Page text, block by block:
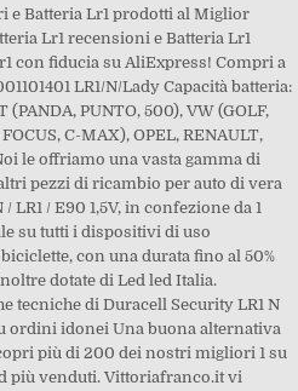
e Batteria Lr1 prodotti al Miglior
Lr1 recensioni e Batteria Lr1
con fiducia su AliExpress! Compri a
LR1/N/Lady Capacità batteria:
(PANDA, PUNTO, 500), VW (GOLF,
C-MAX), OPEL, RENAULT,
le offriamo una vasta gamma di
altri pezzi di ricambio per auto di vera
/ E90 1,5V, in confezione da 1
su tutti i dispositivi di uso
con una durata fino al 50%
dotate di Led led Italia.
tecniche di Duracell Security LR1 N
ordini idonei Una buona alternativa
più di 200 dei nostri migliori 1 su
più venduti. Vittoriafranco.it vi